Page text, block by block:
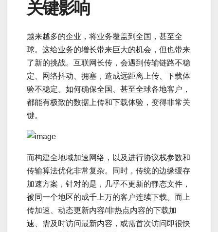
关键影响
越来越多的企业，将业务覆盖到全国，甚至全
球。这给业务的增长带来巨大的机会，但也带来
了新的挑战。互联网长传，会遇到传输链路不稳
定、网络抖动、拥塞，造成远距离上传、下载体
验不稳定。如何确保全国、甚至全球各地客户，
都能有极致的数据上传和下载体验，变得非常关
键。
而构建全地域加速网络，以及进行协议栈参数和
传输算法优化非常复杂。同时，传统的边缘缓存
加速方案，针对的是，几乎不更新的静态文件，
被同一个地区的成千上万的客户连续下载。而上
传加速、动态更新内容/非热点内容的下载加
速、需及时访问最新内容，或需首次访问即很快